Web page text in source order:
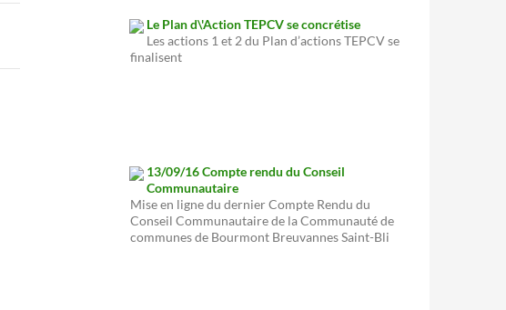
Le Plan d\'Action TEPCV se concrétise
Les actions 1 et 2 du Plan d’actions TEPCV se
finalisent
13/09/16 Compte rendu du Conseil
Communautaire
Mise en ligne du dernier Compte Rendu du
Conseil Communautaire de la Communauté de
communes de Bourmont Breuvannes Saint-Bli